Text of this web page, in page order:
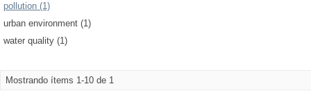
pollution (1)
urban environment (1)
water quality (1)
Mostrando ítems 1-10 de 1